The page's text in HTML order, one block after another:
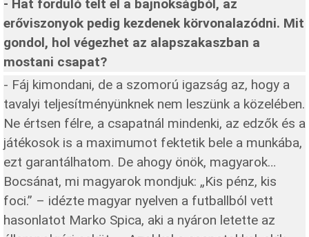
- Hat forduló telt el a bajnokságból, az
erőviszonyok pedig kezdenek körvonalazódni. Mit
gondol, hol végezhet az alapszakaszban a
mostani csapat?
- Fáj kimondani, de a szomorú igazság az, hogy a
tavalyi teljesítményünknek nem leszünk a közelében.
Ne értsen félre, a csapatnál mindenki, az edzők és a
játékosok is a maximumot fektetik bele a munkába,
ezt garantálhatom. De ahogy önök, magyarok…
Bocsánat, mi magyarok mondjuk: „Kis pénz, kis
foci.” – idézte magyar nyelven a futballból vett
hasonlatot Marko Spica, aki a nyáron letette az